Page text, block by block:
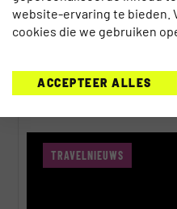
EGYPTE LANCEERT
VISUMSYSTEEM
TRAVELNIEUWS
website-ervaring te bieden.
cookies die we gebruiken
ACCEPTEER ALLES